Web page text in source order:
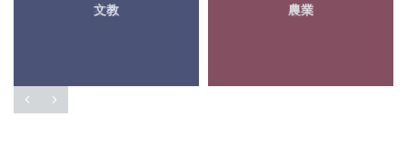
文教 農業
社會 專欄